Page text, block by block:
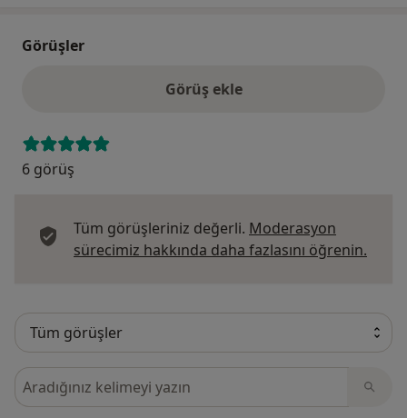
Görüşler
Görüş ekle
6 görüş
Tüm görüşleriniz değerli. Moderasyon
sürecimiz hakkında daha fazlasını öğrenin.
Görüşler içerisinde ara